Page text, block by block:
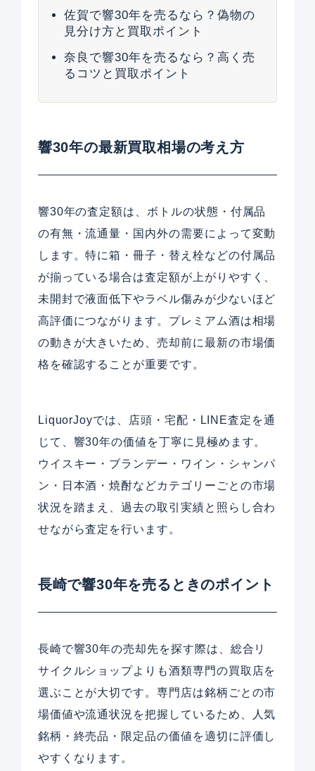
佐賀で響30年を売るなら？偽物の
見分け方と買取ポイント
奈良で響30年を売るなら？高く売
るコツと買取ポイント
響30年の最新買取相場の考え方
響30年の査定額は、ボトルの状態・付属品
の有無・流通量・国内外の需要によって変動
します。特に箱・冊子・替え栓などの付属品
が揃っている場合は査定額が上がりやすく、
未開封で液面低下やラベル傷みが少ないほど
高評価につながります。プレミアム酒は相場
の動きが大きいため、売却前に最新の市場価
格を確認することが重要です。
LiquorJoyでは、店頭・宅配・LINE査定を通
じて、響30年の価値を丁寧に見極めます。
ウイスキー・ブランデー・ワイン・シャンパ
ン・日本酒・焼酎などカテゴリーごとの市場
状況を踏まえ、過去の取引実績と照らし合わ
せながら査定を行います。
長崎で響30年を売るときのポイント
長崎で響30年の売却先を探す際は、総合リ
サイクルショップよりも酒類専門の買取店を
選ぶことが大切です。専門店は銘柄ごとの市
場価値や流通状況を把握しているため、人気
銘柄・終売品・限定品の価値を適切に評価し
やすくなります。